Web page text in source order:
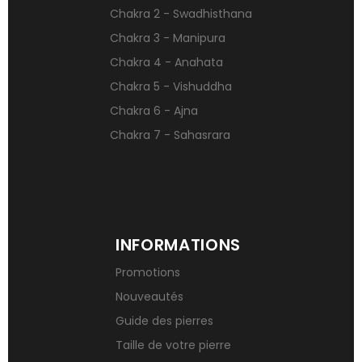
Qu’est-ce qu’une gemme ?
Signification des pierres de naissance
Chakra 2 - Swadhisthana
Chakra 3 - Manipura
Chakra 4 - Anahata
Chakra 5 - Vishuddha
Chakra 6 - Ajna
Chakra 7 - Sahasrara
INFORMATIONS
Promotions
Nouveautés
Guide des pierres
Taille de votre pierre